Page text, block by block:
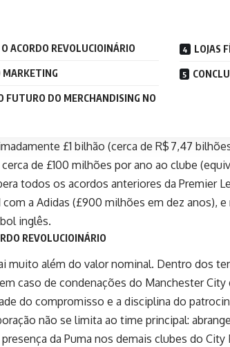
ACORDO REVOLUCIOINÁRIO
MARKETING
FUTURO DO MERCHANDISING NO
LOJAS
£1 bilhão (cerca de R$ 7,47
de £100 milhões por ano ao clube
todos os acordos anteriores da Premier
a Adidas (£900 milhões em dez anos),
inglês.
REVOLUCIOINÁRIO
muito além do valor nominal. Dentro dos
caso de condenações do Manchester City
do compromisso e a disciplina do
não se limita ao time principal:
da Puma nos demais clubes do